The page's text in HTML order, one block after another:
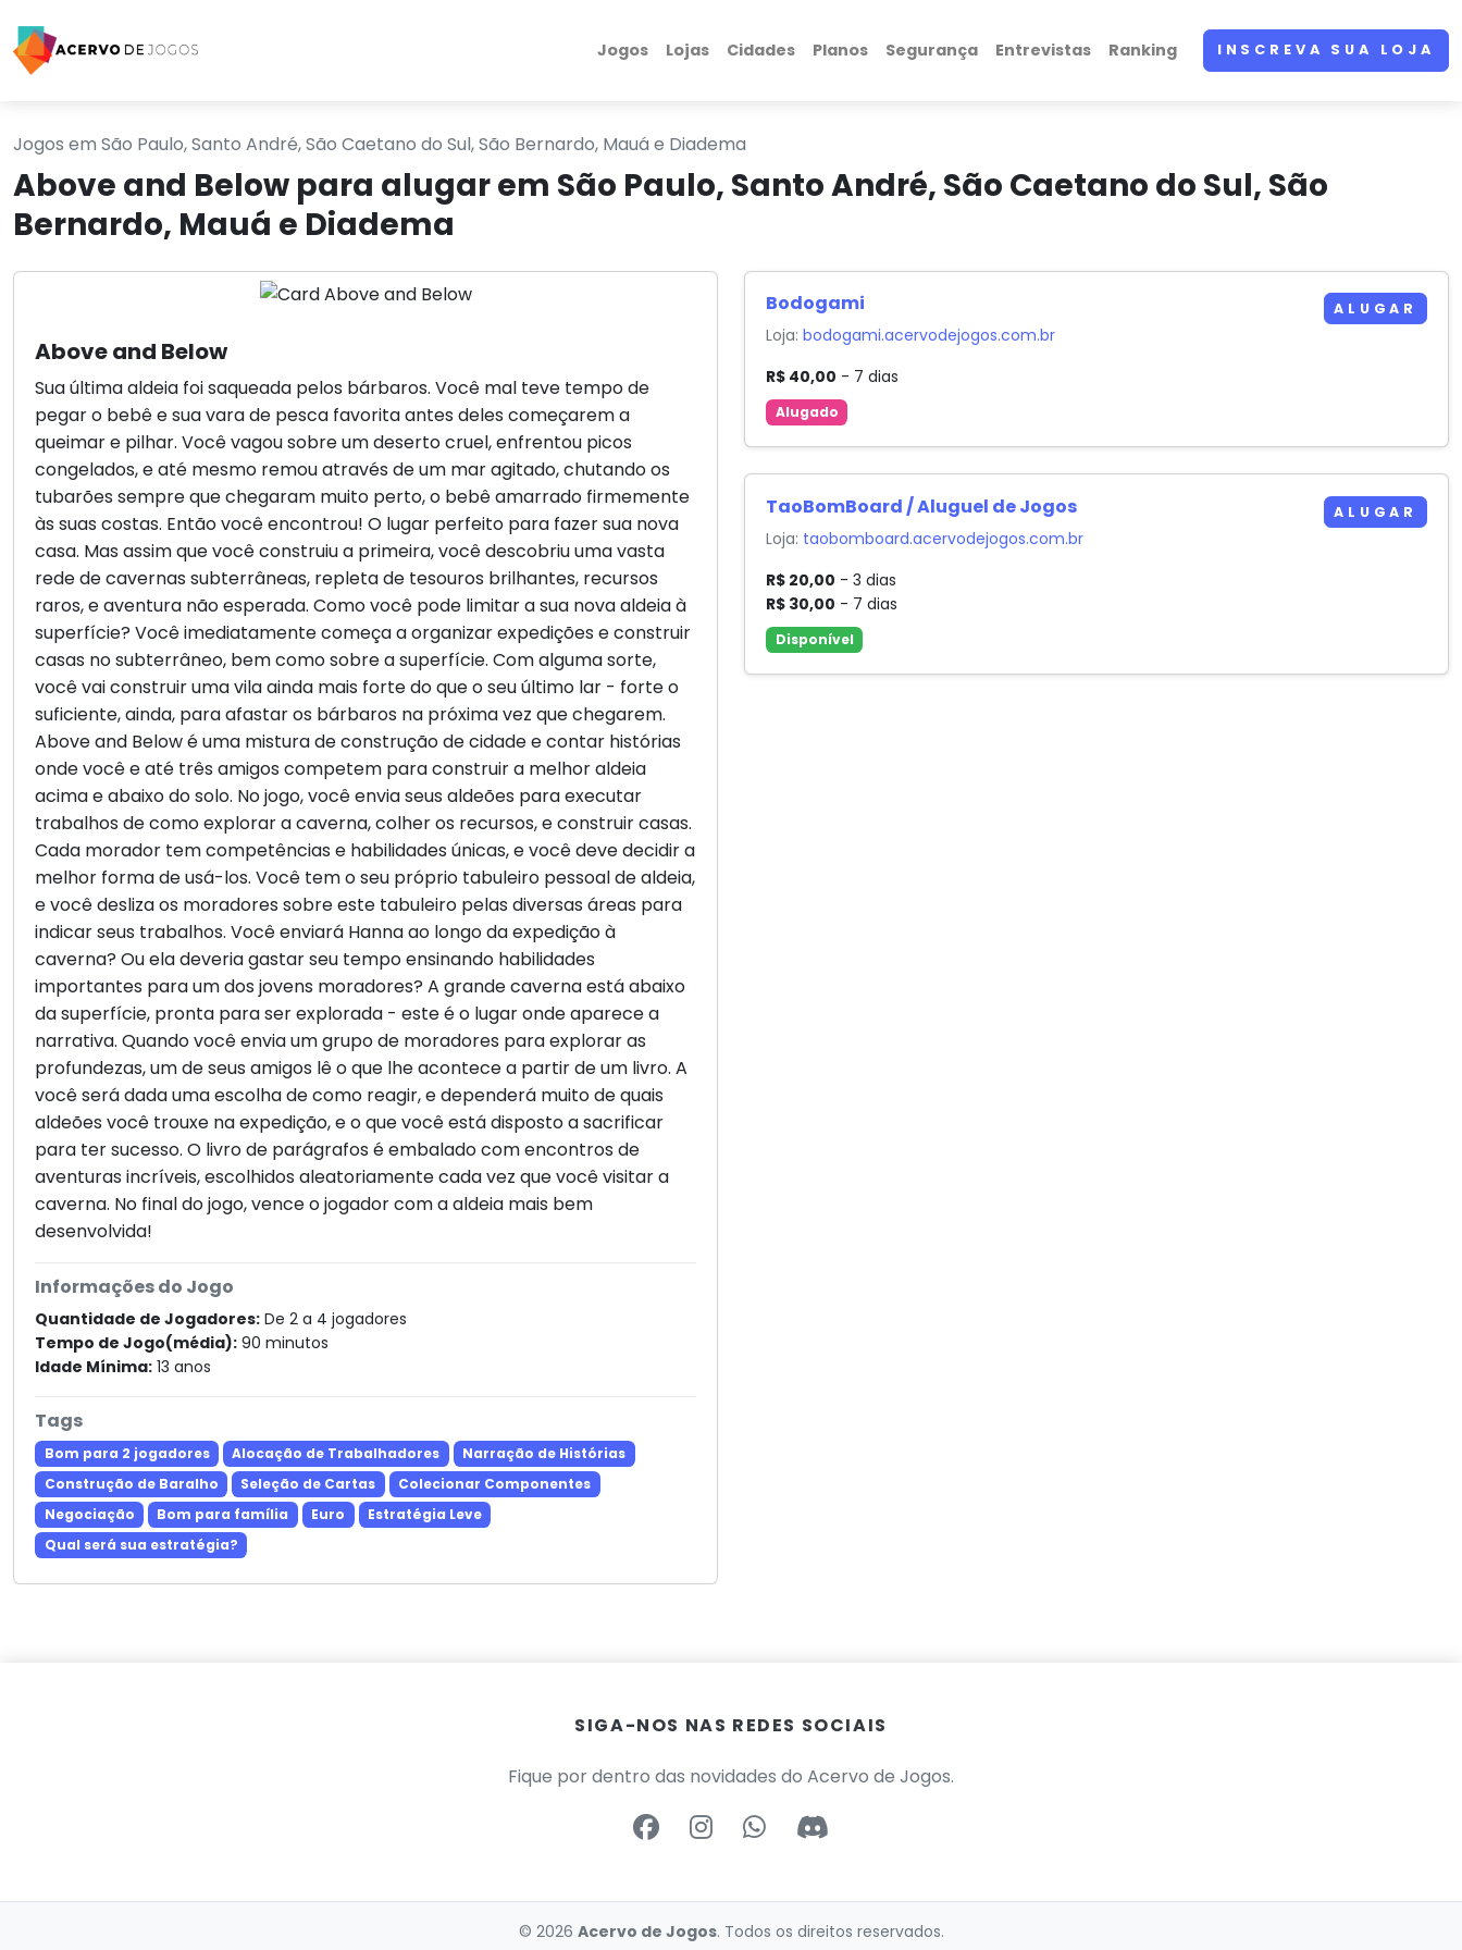
Jogos Lojas Cidades Planos Segurança Entrevistas Ranking INSCREVA SUA LOJA
Jogos em São Paulo, Santo André, São Caetano do Sul, São Bernardo, Mauá e Diadema
Above and Below para alugar em São Paulo, Santo André, São Caetano do Sul, São
Bernardo, Mauá e Diadema
Above and Below
Sua última aldeia foi saqueada pelos bárbaros. Você mal teve tempo de
pegar o bebê e sua vara de pesca favorita antes deles começarem a
queimar e pilhar. Você vagou sobre um deserto cruel, enfrentou picos
congelados, e até mesmo remou através de um mar agitado, chutando os
tubarões sempre que chegaram muito perto, o bebê amarrado firmemente
às suas costas. Então você encontrou! O lugar perfeito para fazer sua nova
casa. Mas assim que você construiu a primeira, você descobriu uma vasta
rede de cavernas subterrâneas, repleta de tesouros brilhantes, recursos
raros, e aventura não esperada. Como você pode limitar a sua nova aldeia à
superfície? Você imediatamente começa a organizar expedições e construir
casas no subterrâneo, bem como sobre a superfície. Com alguma sorte,
você vai construir uma vila ainda mais forte do que o seu último lar - forte o
suficiente, ainda, para afastar os bárbaros na próxima vez que chegarem.
Above and Below é uma mistura de construção de cidade e contar histórias
onde você e até três amigos competem para construir a melhor aldeia
acima e abaixo do solo. No jogo, você envia seus aldeões para executar
trabalhos de como explorar a caverna, colher os recursos, e construir casas.
Cada morador tem competências e habilidades únicas, e você deve decidir a
melhor forma de usá-los. Você tem o seu próprio tabuleiro pessoal de aldeia,
e você desliza os moradores sobre este tabuleiro pelas diversas áreas para
indicar seus trabalhos. Você enviará Hanna ao longo da expedição à
caverna? Ou ela deveria gastar seu tempo ensinando habilidades
importantes para um dos jovens moradores? A grande caverna está abaixo
da superfície, pronta para ser explorada - este é o lugar onde aparece a
narrativa. Quando você envia um grupo de moradores para explorar as
profundezas, um de seus amigos lê o que lhe acontece a partir de um livro. A
você será dada uma escolha de como reagir, e dependerá muito de quais
aldeões você trouxe na expedição, e o que você está disposto a sacrificar
para ter sucesso. O livro de parágrafos é embalado com encontros de
aventuras incríveis, escolhidos aleatoriamente cada vez que você visitar a
caverna. No final do jogo, vence o jogador com a aldeia mais bem
desenvolvida!
Informações do Jogo
Quantidade de Jogadores: De 2 a 4 jogadores
Tempo de Jogo(média): 90 minutos
Idade Mínima: 13 anos
Tags
Bom para 2 jogadores Alocação de Trabalhadores
Narração de Histórias
Construção de Baralho
Seleção de Cartas
Colecionar Componentes
Negociação
Bom para família Euro
Estratégia Leve
Qual será sua estratégia?
Bodogami
Loja:bodogami.acervodejogos.com.br
R$ 40,00 - 7 dias
Alugado
ALUGAR
TaoBomBoard / Aluguel de Jogos
Loja: taobomboard.acervodejogos.com.br
R$ 20,00 - 3 dias
R$ 30,00 - 7 dias
Disponível
ALUGAR
SIGA-NOS NAS REDES SOCIAIS
Fique por dentro das novidades do Acervo de Jogos.
© 2026 Acervo de Jogos. Todos os direitos reservados.